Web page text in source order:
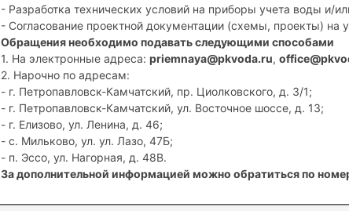
- Разработка технических условий на приборы учета воды и/
- Согласование проектной документации (схемы, проекты) на
Обращения необходимо подавать следующими способами
1. На электронные адреса: priemnaya@pkvoda.ru,
2. Нарочно по адресам:
- г. Петропавловск-Камчатский, пр. Циолковского, д. 3/1;
- г. Петропавловск-Камчатский, ул. Восточное шоссе, д. 13;
- г. Елизово, ул. Ленина, д. 46;
- с. Мильково, ул. ул. Лазо, 47Б;
- п. Эссо, ул. Нагорная, д. 48В.
За дополнительной информацией можно обратиться по